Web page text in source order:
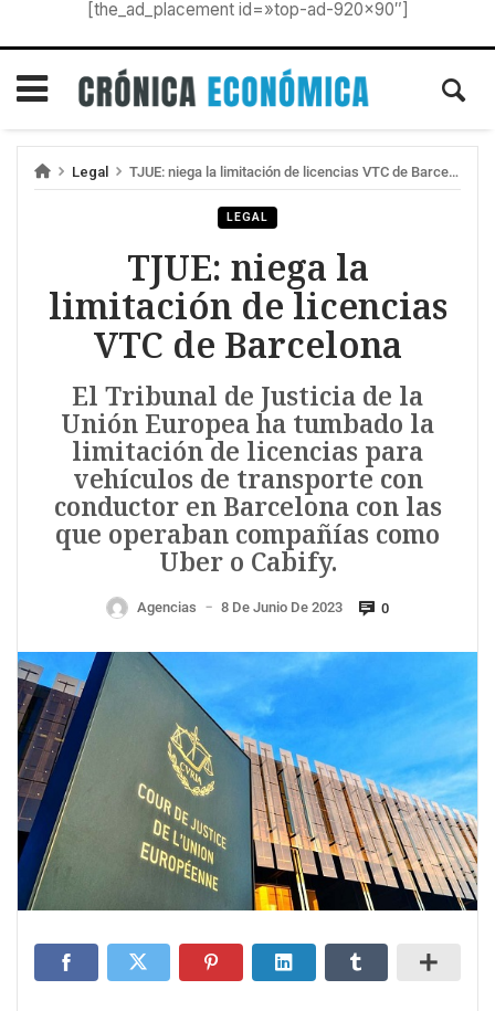
[the_ad_placement id=»top-ad-920×90″]
Legal TJUE: niega la limitación de licencias VTC de Barcelona
LEGAL
TJUE: niega la
limitación de licencias
VTC de Barcelona
El Tribunal de Justicia de la
Unión Europea ha tumbado la
limitación de licencias para
vehículos de transporte con
conductor en Barcelona con las
que operaban compañías como
Uber o Cabify.
Agencias — 8 De Junio De 2023 0